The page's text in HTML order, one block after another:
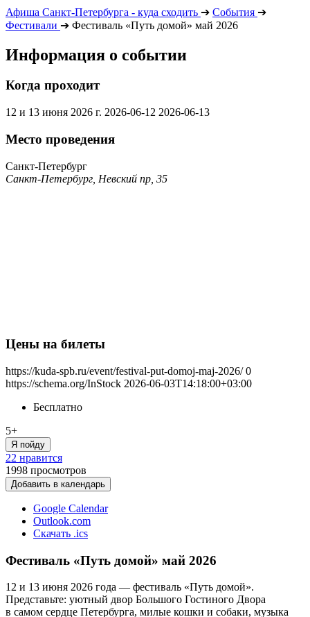
Афиша Санкт-Петербурга - куда сходить ➔ События ➔
Фестивали ➔ Фестиваль «Путь домой» май 2026
Информация о событии
Когда проходит
12 и 13 июня 2026 г. 2026-06-12 2026-06-13
Место проведения
Санкт-Петербург
Санкт-Петербург, Невский пр, 35
Цены на билеты
https://kuda-spb.ru/event/festival-put-domoj-maj-2026/ 0
https://schema.org/InStock 2026-06-03T14:18:00+03:00
Бесплатно
5+
Я пойду
22 нравится
1998 просмотров
Добавить в календарь
Google Calendar
Outlook.com
Скачать .ics
Фестиваль «Путь домой» май 2026
12 и 13 июня 2026 года — фестиваль «Путь домой».
Представьте: уютный двор Большого Гостиного Двора
в самом сердце Петербурга, милые кошки и собаки, музыка